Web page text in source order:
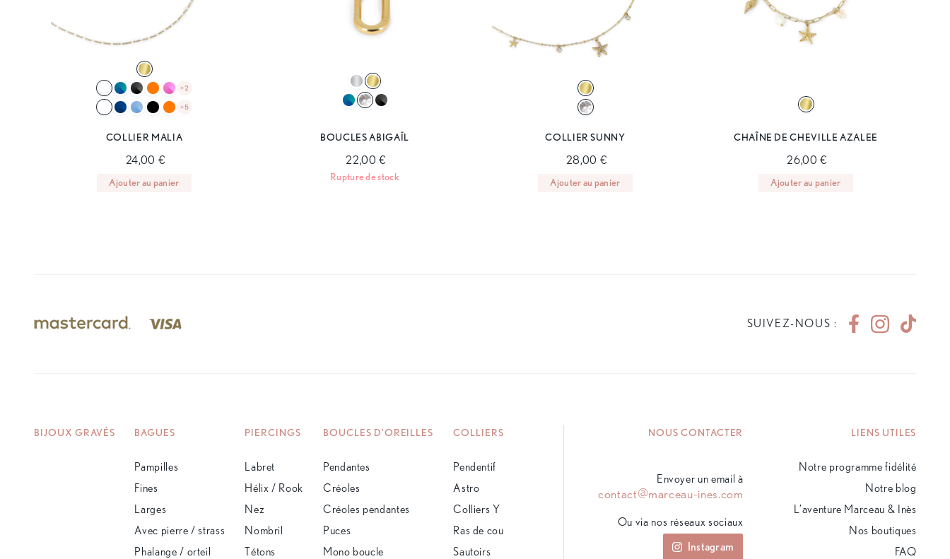
+2
+5
COLLIER MALIA
24,00 €
Ajouter au panier
BOUCLES ABIGAÏL
22,00 €
Rupture de stock
COLLIER SUNNY
28,00 €
Ajouter au panier
CHAÎNE DE CHEVILLE AZALEE
26,00 €
Ajouter au panier
SUIVEZ-NOUS :
BIJOUX GRAVÉS BAGUES
Pampilles
Fines
Larges
Avec pierre / strass
Phalange / orteil
PIERCINGS
Labret
Hélix / Rook
Nez
Nombril
Tétons
BOUCLES D'OREILLES
Pendantes
Créoles
Créoles pendantes
Puces
Mono boucle
COLLIERS
Pendentif
Astro
Colliers Y
Ras de cou
Sautoirs
NOUS CONTACTER
Envoyer un email à
contact@marceau-ines.com
Ou via nos réseaux sociaux
Instagram
LIENS UTILES
Notre programme fidélité
Notre blog
L’aventure Marceau & Inès
Nos boutiques
FAQ